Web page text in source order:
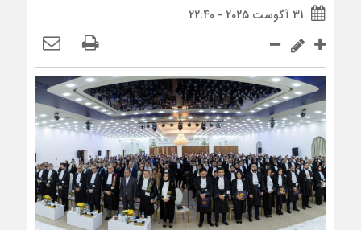
31 آگوست 2025 - 22:40